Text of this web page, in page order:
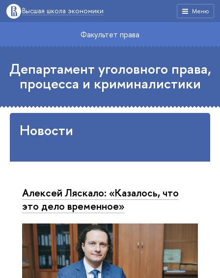
Меню
Высшая школа экономики
Факультет права
Департамент уголовного права,
процесса и криминалистики
Новости
Алексей Ляскало: «Казалось, что
это дело временное»